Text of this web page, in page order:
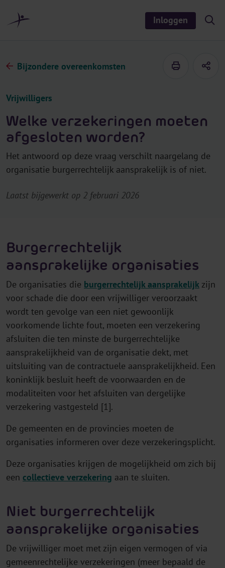
Inloggen
S
i
c
Bijzondere overeenkomsten
Vrijwilligers
Welke verzekeringen moeten
afgesloten worden?
Het antwoord op deze vraag verschilt naargelang de
organisatie burgerrechtelijk aansprakelijk is of niet.
Laatst bijgewerkt op 2 februari 2026
Burgerrechtelijk
aansprakelijke organisaties
De organisaties die burgerrechtelijk aansprakelijk zijn
voor schade die door een vrijwilliger veroorzaakt
wordt ten gevolge van een niet gewoonlijk
voorkomende lichte fout, moeten een verzekering
afsluiten die ten minste de burgerrechtelijke
aansprakelijkheid van de organisatie dekt, met
uitsluiting van de contractuele aansprakelijkheid. Een
koninklijk besluit heeft de voorwaarden en de
modaliteiten voor het afsluiten van dergelijke
verzekering vastgesteld [1].
De gemeenten en de provincies moeten de
organisaties informeren over deze verzekeringsplicht.
Deze organisaties krijgen de mogelijkheid om zich bij
een collectieve verzekering aan te sluiten.
Niet burgerrechtelijk
aansprakelijke organisaties
De vrijwilliger moet met zijn eigen vermogen of via
gemeenrechtelijke verzekeringen (meer bepaald de